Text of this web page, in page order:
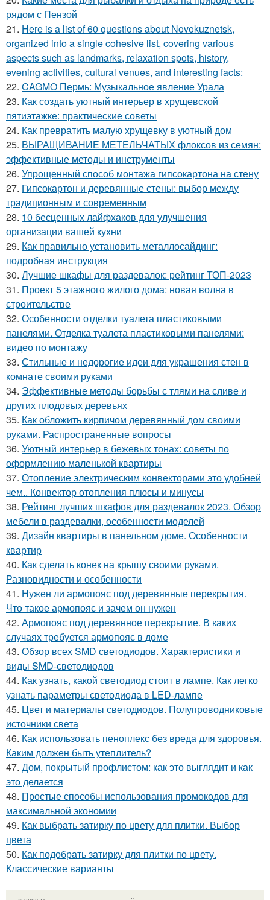
рядом с Пензой
21. Here is a list of 60 questions about Novokuznetsk,
organized into a single cohesive list, covering various
aspects such as landmarks, relaxation spots, history,
evening activities, cultural venues, and interesting facts:
22. CAGMO Пермь: Музыкальное явление Урала
23. Как создать уютный интерьер в хрущевской
пятиэтажке: практические советы
24. Как превратить малую хрущевку в уютный дом
25. ВЫРАЩИВАНИЕ МЕТЕЛЬЧАТЫХ флоксов из семян:
эффективные методы и инструменты
26. Упрощенный способ монтажа гипсокартона на стену
27. Гипсокартон и деревянные стены: выбор между
традиционным и современным
28. 10 бесценных лайфхаков для улучшения
организации вашей кухни
29. Как правильно установить металлосайдинг:
подробная инструкция
30. Лучшие шкафы для раздевалок: рейтинг ТОП-2023
31. Проект 5 этажного жилого дома: новая волна в
строительстве
32. Особенности отделки туалета пластиковыми
панелями. Отделка туалета пластиковыми панелями:
видео по монтажу
33. Стильные и недорогие идеи для украшения стен в
комнате своими руками
34. Эффективные методы борьбы с тлями на сливе и
других плодовых деревьях
35. Как обложить кирпичом деревянный дом своими
руками. Распространенные вопросы
36. Уютный интерьер в бежевых тонах: советы по
оформлению маленькой квартиры
37. Отопление электрическим конвекторами это удобней
чем.. Конвектор отопления плюсы и минусы
38. Рейтинг лучших шкафов для раздевалок 2023. Обзор
мебели в раздевалки, особенности моделей
39. Дизайн квартиры в панельном доме. Особенности
квартир
40. Как сделать конек на крышу своими руками.
Разновидности и особенности
41. Нужен ли армопояс под деревянные перекрытия.
Что такое армопояс и зачем он нужен
42. Армопояс под деревянное перекрытие. В каких
случаях требуется армопояс в доме
43. Обзор всех SMD светодиодов. Характеристики и
виды SMD-светодиодов
44. Как узнать, какой светодиод стоит в лампе. Как легко
узнать параметры светодиода в LED-лампе
45. Цвет и материалы светодиодов. Полупроводниковые
источники света
46. Как использовать пеноплекс без вреда для здоровья.
Каким должен быть утеплитель?
47. Дом, покрытый профлистом: как это выглядит и как
это делается
48. Простые способы использования промокодов для
максимальной экономии
49. Как выбрать затирку по цвету для плитки. Выбор
цвета
50. Как подобрать затирку для плитки по цвету.
Классические варианты